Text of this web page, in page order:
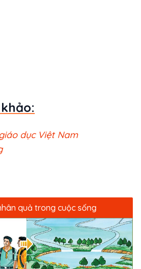
dục Việt Nam
quả trong cuộc sống